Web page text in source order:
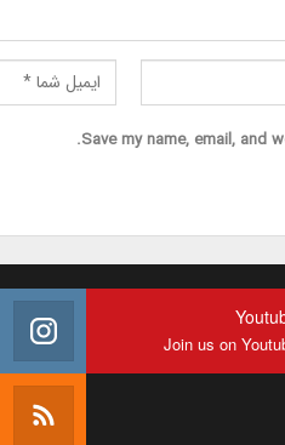
Save my name, email, and
Join us on